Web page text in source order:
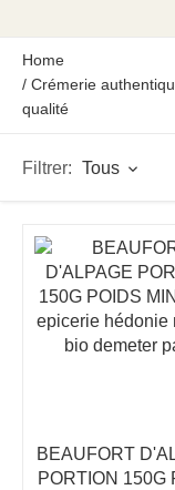
Home
/ Crémerie
qualité
Filtrer: Tous
BEAUFORT
PORTION 150G